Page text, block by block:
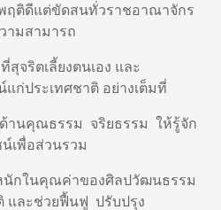
ฤติดีแต่ขัดสนทั่วราชอาณาจักร
ามสามารถ
จริตเลี้ยงตนเอง และ
ก่ประเทศชาติ อย่างเต็มที่
านคุณธรรม จริยธรรม ให้รู้จัก
เพื่อส่วนรวม
นักในคุณค่าของศิลปวัฒนธรรม
และช่วยฟื้นฟู ปรับปรุง